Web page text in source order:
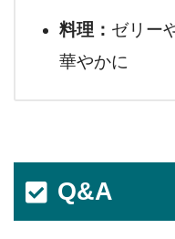
料理： ゼリー
華やかに
Q&A